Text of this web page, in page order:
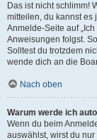
Das ist nicht schlimm!
mitteilen, du kannst es
Anmelde-Seite auf
Anweisungen folgst.
Solltest du trotzdem
wende dich an die
Nach oben
Warum werde ich
Wenn du beim
auswählst, wirst du